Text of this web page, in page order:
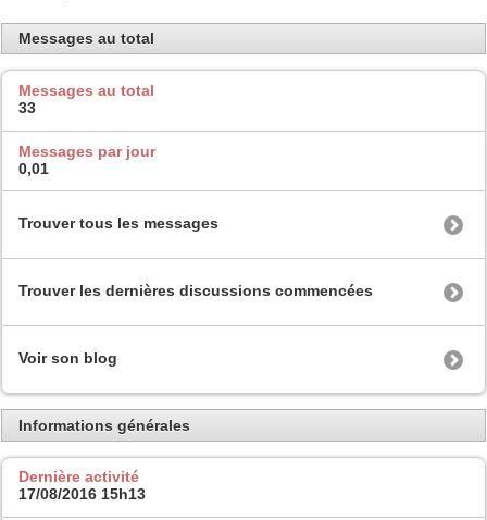
Messages au total
Messages au total
33
Messages par jour
0,01
Trouver tous les messages
Trouver les dernières discussions commencées
Voir son blog
Informations générales
Dernière activité
17/08/2016 15h13